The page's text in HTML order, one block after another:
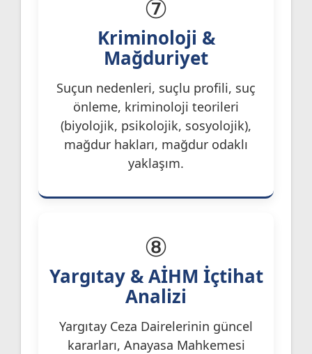
⑦
Kriminoloji &
Mağduriyet
Suçun nedenleri, suçlu profili, suç
önleme, kriminoloji teorileri
(biyolojik, psikolojik, sosyolojik),
mağdur hakları, mağdur odaklı
yaklaşım.
⑧
Yargıtay & AİHM İçtihat
Analizi
Yargıtay Ceza Dairelerinin güncel
kararları, Anayasa Mahkemesi